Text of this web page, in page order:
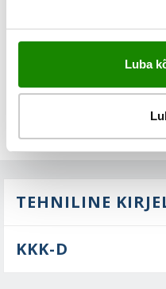
Luba
TEHNILINE
KKK-D